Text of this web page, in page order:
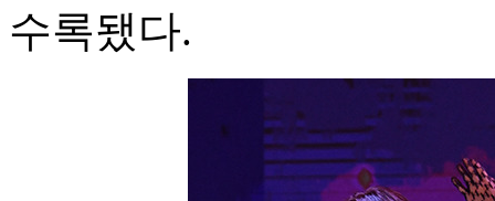
수록됐다.